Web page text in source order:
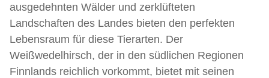
ausgedehnten Wälder und zerklüfteten
Landschaften des Landes bieten den perfekten
Lebensraum für diese Tierarten. Der
Weißwedelhirsch, der in den südlichen Regionen
Finnlands reichlich vorkommt, bietet mit seinen